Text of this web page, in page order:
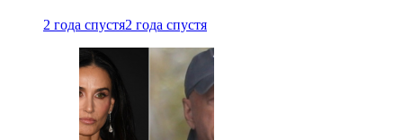
2 года спустя2 года спустя